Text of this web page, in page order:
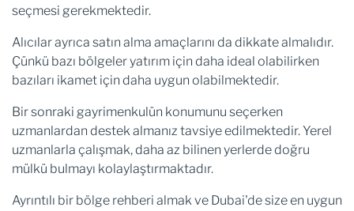
seçmesi gerekmektedir.
Alıcılar ayrıca satın alma amaçlarını da dikkate almalıdır.
Çünkü bazı bölgeler yatırım için daha ideal olabilirken
bazıları ikamet için daha uygun olabilmektedir.
Bir sonraki gayrimenkulün konumunu seçerken
uzmanlardan destek almanız tavsiye edilmektedir. Yerel
uzmanlarla çalışmak, daha az bilinen yerlerde doğru
mülkü bulmayı kolaylaştırmaktadır.
Ayrıntılı bir bölge rehberi almak ve Dubai'de size en uygun